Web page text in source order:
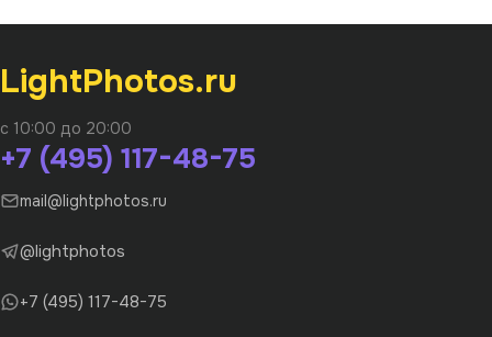
LightPhotos.ru
с 10:00 до 20:00
+7 (495) 117-48-75
mail@lightphotos.ru
@lightphotos
+7 (495) 117-48-75